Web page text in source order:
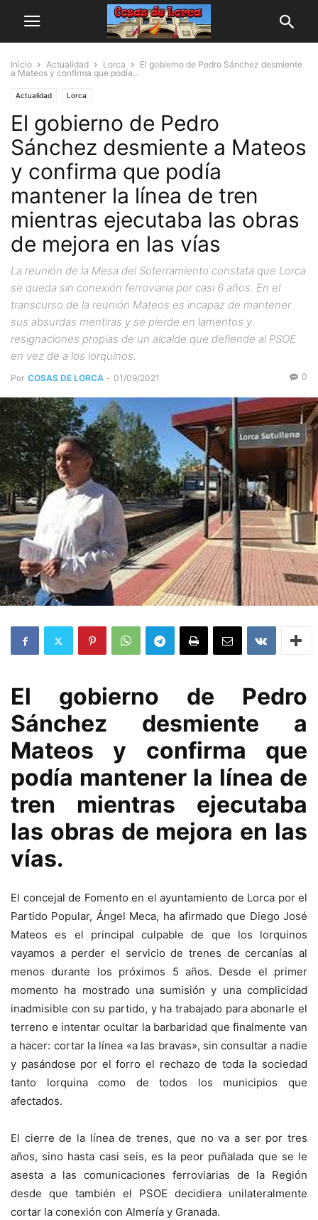
Inicio Actualidad Lorca
El gobierno de Pedro Sánchez desmiente
a Mateos y confirma que podía...
Actualidad Lorca
El gobierno de Pedro
Sánchez desmiente a Mateos
y confirma que podía
mantener la línea de tren
mientras ejecutaba las obras
de mejora en las vías
La reunión de la Mesa del Soterramiento constata que Lorca
se queda sin conexión ferroviaria por casi 6 años. En el
transcurso de la reunión Mateos es incapaz de mantener
sus absurdas mentiras y se pierde en lamentos y
resignaciones propias de un alcalde que defiende al PSOE
en vez de a los lorquinos.
Por COSAS DE LORCA - 01/09/2021 0
El gobierno de Pedro
Sánchez desmiente a
Mateos y confirma que
podía mantener la línea de
tren mientras ejecutaba
las obras de mejora en las
vías.
El concejal de Fomento en el ayuntamiento de Lorca por el
Partido Popular, Ángel Meca, ha afirmado que Diego José
Mateos es el principal culpable de que los lorquinos
vayamos a perder el servicio de trenes de cercanías al
menos durante los próximos 5 años. Desde el primer
momento ha mostrado una sumisión y una complicidad
inadmisible con su partido, y ha trabajado para abonarle el
terreno e intentar ocultar la barbaridad que finalmente van
a hacer: cortar la línea «a las bravas», sin consultar a nadie
y pasándose por el forro el rechazo de toda la sociedad
tanto lorquina como de todos los municipios que
afectados.
El cierre de la línea de trenes, que no va a ser por tres
años, sino hasta casi seis, es la peor puñalada que se le
asesta a las comunicaciones ferroviarias de la Región
desde que también el PSOE decidiera unilateralmente
cortar la conexión con Almería y Granada.